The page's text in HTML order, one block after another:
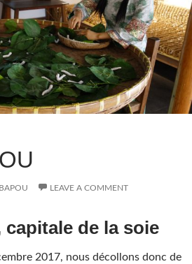
BAPOU LEAVE A COMMENT
capitale de la soie
2017, nous décollons donc de